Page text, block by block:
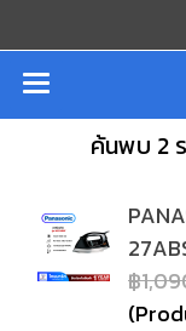
ค้นพบ 2
฿